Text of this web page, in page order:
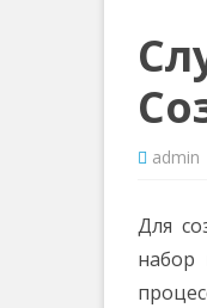
admin
Для
набор